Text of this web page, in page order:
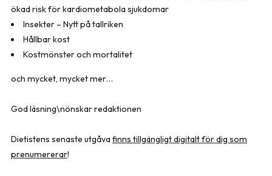
ökad risk för kardiometabola sjukdomar
Insekter – Nytt på tallriken
Hållbar kost
Kostmönster och mortalitet
och mycket, mycket mer…
God läsning\nönskar redaktionen
Dietistens senaste utgåvafinns tillgängligt digitalt för dig som
prenumererar!